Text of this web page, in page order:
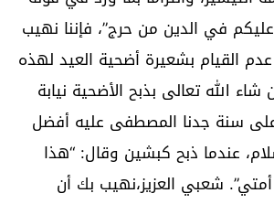
في الدين من حرج”، فإننا نهيب
عدم القيام بشعيرة أضحية العيد لهذه
الله تعالى بذبح الأضحية نيابة
سنة جدنا المصطفى عليه أفضل
عندما ذبح كبشين وقال: “هذا
شعبي العزيز،نهيب بك أن